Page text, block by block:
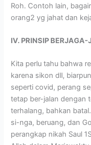
Roh. Contoh lain,
orang2 yg jahat dan
IV. PRINSIP BERJAGA-
Kita perlu tahu bahwa
karena sikon dll,
seperti covid, perang
tetap ber-jalan dengan
terhalang, bahkan
si-nga, beruang, dan
perangkap nikah Saul